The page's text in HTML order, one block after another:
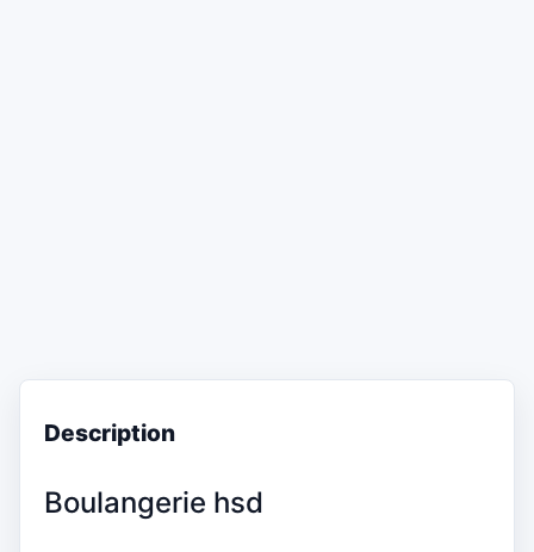
Description
Boulangerie hsd